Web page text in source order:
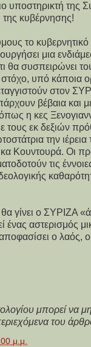
υποστηρικτή της
κυβέρνησης!
το
μια
θα συσπειρώνει
στόχο, υπό κάποια
στον
βέβαια και
η κες
τους εκ δεξιών
την ιέρεια
κα Κουντουρά. Οι
τις
θα γίνει ο ΣΥΡΙΖΑ
ένας αστερισμός
ο λαός, ο
μπορεί να
του
μ.μ.